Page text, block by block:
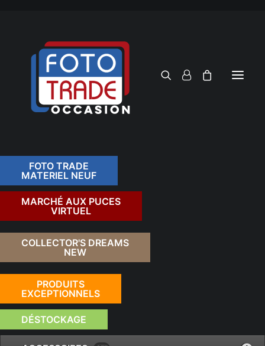
FOTO TRADE
MATERIEL NEUF
MARCHÉ AUX PUCES
VIRTUEL
COLLECTOR'S DREAMS
NEW
PRODUITS
EXCEPTIONNELS
DÉSTOCKAGE
RETOUR